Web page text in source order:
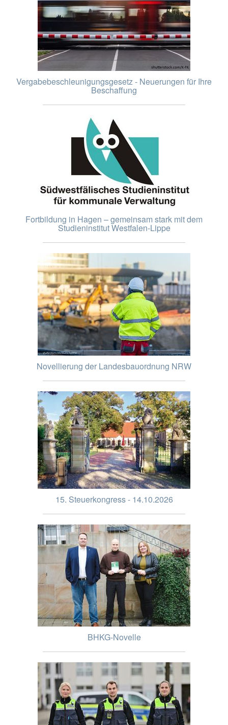
Vergabebeschleunigungsgesetz - Neuerungen für Ihre
Beschaffung
Fortbildung in Hagen – gemeinsam stark mit dem
Studieninstitut Westfalen-Lippe
Novellierung der Landesbauordnung NRW
15. Steuerkongress - 14.10.2026
BHKG-Novelle